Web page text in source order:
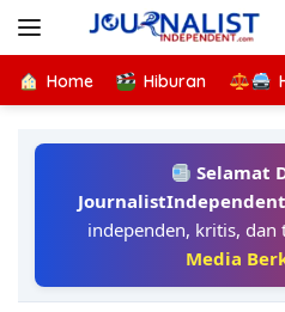
Home Hiburan
Selamat
independen, kritis, dan
Media